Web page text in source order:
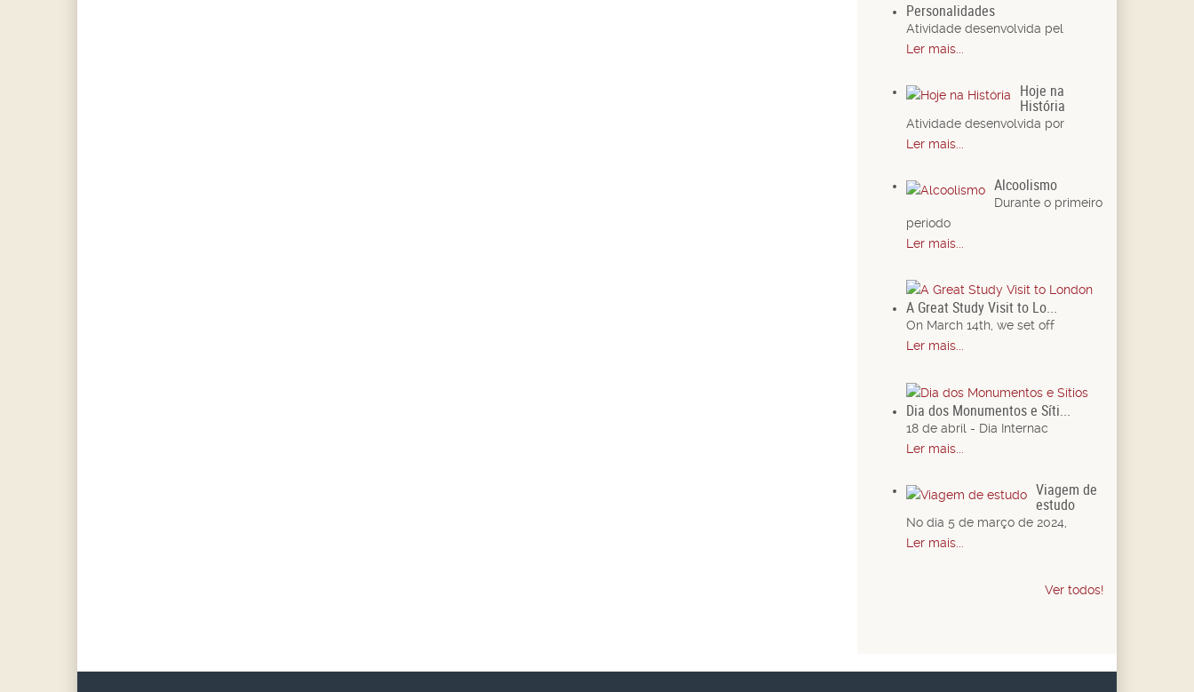
Personalidades
Atividade desenvolvida pel
Ler mais...
Hoje na
História
Atividade desenvolvida por
Ler mais...
Alcoolismo
Durante o primeiro
período
Ler mais...
A Great Study Visit to Lo...
On March 14th, we set off
Ler mais...
Dia dos Monumentos e Síti...
18 de abril - Dia Internac
Ler mais...
Viagem de
estudo
No dia 5 de março de 2024,
Ler mais...
Ver todos!